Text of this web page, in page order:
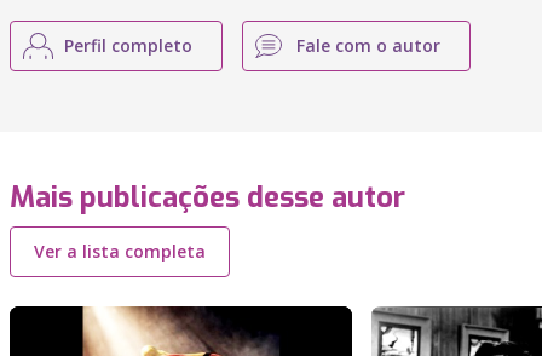
Perfil completo Fale com o autor
Mais publicações desse autor
Ver a lista completa